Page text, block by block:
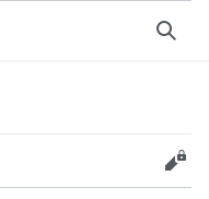
Søk
Rediger